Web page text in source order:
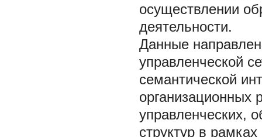
осуществлении
деятельности.
Данные
управленческой
семантической
организационных
управленческих,
структур в